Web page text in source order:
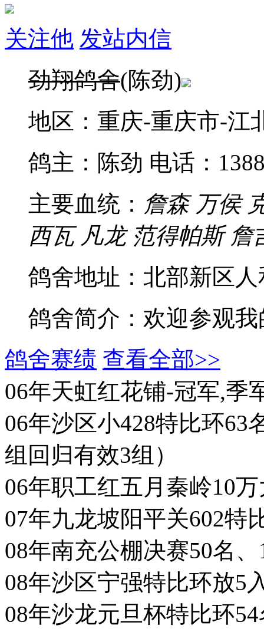
关注他 发站内信
劲翔鸽舍(陈劲)
地区：重庆-重庆市-江
鸽主：陈劲 电话：
主要血统： 詹森 万侯
西瓦 凡龙 范得帕斯
鸽舍地址：北部新区
鸽舍简介：欢迎参观
鸽舍赛绩 查看全部>>
06年天虹红花铺-冠军,季
06年沙区小428特比环63
组回归有效3组）
06年职工红五月秦岭10
07年九龙坡阳平关602特
08年南充公棚决赛50名、
08年沙区宁强特比环放5
08年沙龙元旦杯特比环